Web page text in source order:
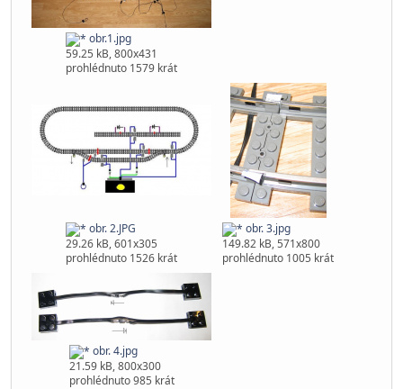
obr.1.jpg
59.25 kB, 800x431
prohlédnuto 1579 krát
obr. 2.JPG
29.26 kB, 601x305
prohlédnuto 1526 krát
obr. 3.jpg
149.82 kB, 571x800
prohlédnuto 1005 krát
obr. 4.jpg
21.59 kB, 800x300
prohlédnuto 985 krát